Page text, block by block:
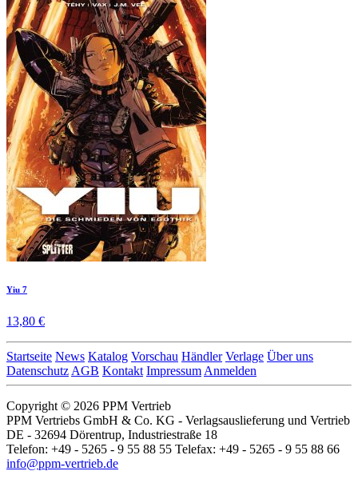
Yiu 7
13,80 €
Startseite News Katalog Vorschau Händler Verlage Über uns
Datenschutz AGB Kontakt Impressum Anmelden
Copyright © 2026 PPM Vertrieb
PPM Vertriebs GmbH & Co. KG - Verlagsauslieferung und Vertrieb
DE - 32694 Dörentrup, Industriestraße 18
Telefon: +49 - 5265 - 9 55 88 55 Telefax: +49 - 5265 - 9 55 88 66
info@ppm-vertrieb.de